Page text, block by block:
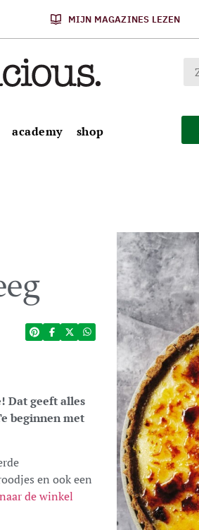
MIJN MAGAZINES LEZEN
academy shop
Dat geeft alles
beginnen met
en ook een
de winkel